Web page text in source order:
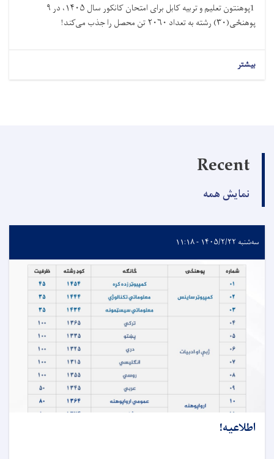
1پوهنتون تعلیم و تربیه کابل برای امتحان کانکور سال ۱۴۰۵، در ۹
پوهنځی(۳۰) رشته به تعداد ۲۰۶۰ تن محصل را جذب می‌کند!
بیشتر
Recent
نمایش همه
سه‌شنبه ۱۴۰۵/۲/۲۲ - ۱۱:۱۸
اطلاعیه!